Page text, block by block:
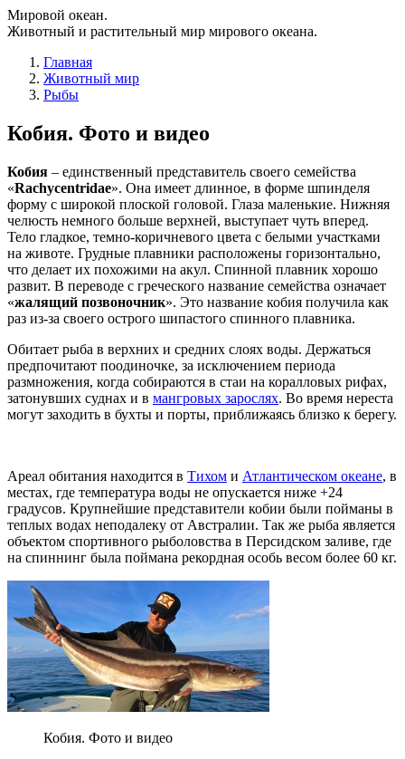
Мировой океан.
Животный и растительный мир мирового океана.
Главная
Животный мир
Рыбы
Кобия. Фото и видео
Кобия – единственный представитель своего семейства
«Rachycentridae». Она имеет длинное, в форме шпинделя
форму с широкой плоской головой. Глаза маленькие. Нижняя
челюсть немного больше верхней, выступает чуть вперед.
Тело гладкое, темно-коричневого цвета с белыми участками
на животе. Грудные плавники расположены горизонтально,
что делает их похожими на акул. Спинной плавник хорошо
развит. В переводе с греческого название семейства означает
«жалящий позвоночник». Это название кобия получила как
раз из-за своего острого шипастого спинного плавника.
Обитает рыба в верхних и средних слоях воды. Держаться
предпочитают поодиночке, за исключением периода
размножения, когда собираются в стаи на коралловых рифах,
затонувших суднах и в мангровых зарослях. Во время нереста
могут заходить в бухты и порты, приближаясь близко к берегу.
Ареал обитания находится в Тихом и Атлантическом океане, в
местах, где температура воды не опускается ниже +24
градусов. Крупнейшие представители кобии были пойманы в
теплых водах неподалеку от Австралии. Так же рыба является
объектом спортивного рыболовства в Персидском заливе, где
на спиннинг была поймана рекордная особь весом более 60 кг.
Кобия. Фото и видео